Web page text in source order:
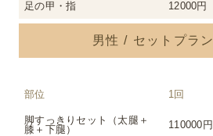
足の甲・指 12000円
男性 / セットプラン
部位 1回
脚すっきりセット（太腿＋
膝＋下腿）
110000円